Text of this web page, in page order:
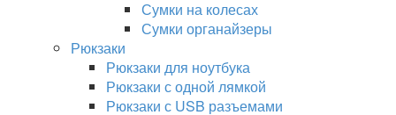
Сумки на колесах
Сумки органайзеры
Рюкзаки
Рюкзаки для ноутбука
Рюкзаки с одной лямкой
Рюкзаки с USB разъемами